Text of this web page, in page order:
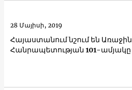
Հայաստանում նշում են Առաջին
Հանրապետության 101-ամյակը
28 Մայիսի, 2019